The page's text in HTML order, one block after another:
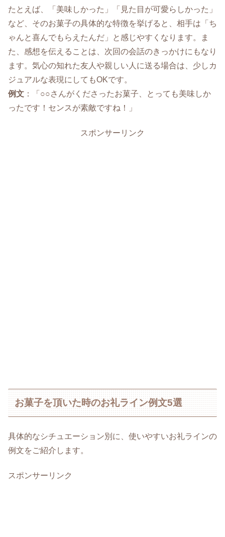
たとえば、「美味しかった」「見た目が可愛らしかった」
など、そのお菓子の具体的な特徴を挙げると、相手は「ち
ゃんと喜んでもらえたんだ」と感じやすくなります。ま
た、感想を伝えることは、次回の会話のきっかけにもなり
ます。気心の知れた友人や親しい人に送る場合は、少しカ
ジュアルな表現にしてもOKです。
例文 ：「○○さんがくださったお菓子、とっても美味しか
ったです！センスが素敵ですね！」
スポンサーリンク
お菓子を頂いた時のお礼ライン例文5選
具体的なシチュエーション別に、使いやすいお礼ラインの
例文をご紹介します。
スポンサーリンク